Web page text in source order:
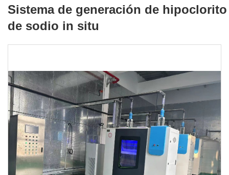
Sistema de generación de hipoclorito de sodio in situ
Sistema de generación de hipoclorito
de sodio in situ